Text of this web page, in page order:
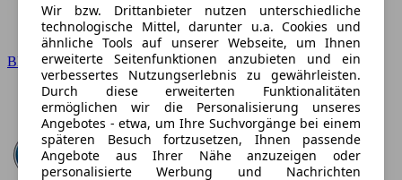
BMW
Wir bzw. Drittanbieter nutzen unterschiedliche
technologische Mittel, darunter u.a. Cookies und
ähnliche Tools auf unserer Webseite, um Ihnen
erweiterte Seitenfunktionen anzubieten und ein
verbessertes Nutzungserlebnis zu gewährleisten.
Durch diese erweiterten Funktionalitäten
ermöglichen wir die Personalisierung unseres
Angebotes - etwa, um Ihre Suchvorgänge bei einem
späteren Besuch fortzusetzen, Ihnen passende
Angebote aus Ihrer Nähe anzuzeigen oder
personalisierte Werbung und Nachrichten